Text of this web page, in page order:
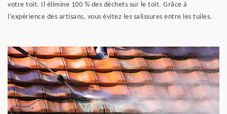
votre toit. Il élimine 100 % des déchets sur le toit. Grâce à
l’expérience des artisans, vous évitez les salissures entre les tuiles.